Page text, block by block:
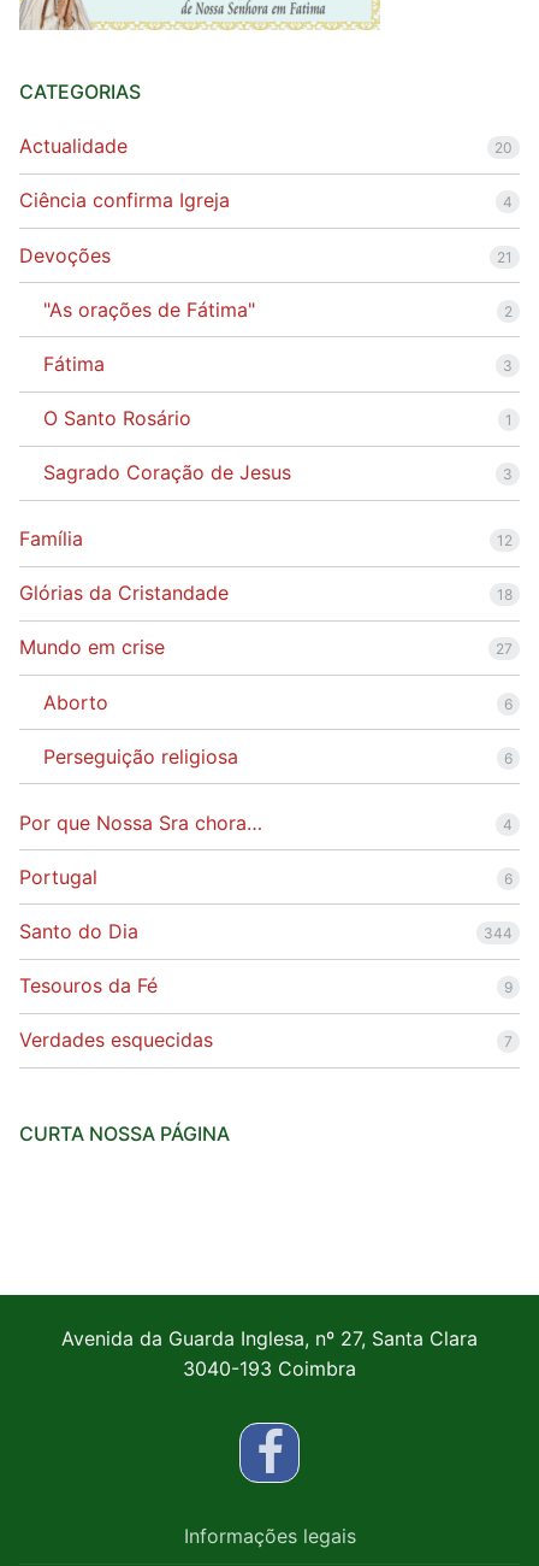
CATEGORIAS
Actualidade 20
Ciência confirma Igreja 4
Devoções 21
"As orações de Fátima" 2
Fátima 3
O Santo Rosário 1
Sagrado Coração de Jesus 3
Família 12
Glórias da Cristandade 18
Mundo em crise 27
Aborto 6
Perseguição religiosa 6
Por que Nossa Sra chora… 4
Portugal 6
Santo do Dia 344
Tesouros da Fé 9
Verdades esquecidas 7
CURTA NOSSA PÁGINA
Avenida da Guarda Inglesa, nº 27, Santa Clara
3040-193 Coimbra
Informações legais